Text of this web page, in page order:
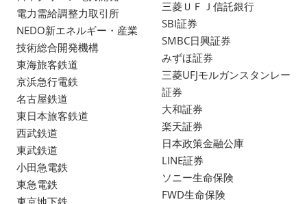
電力需給調整力取引所
NEDO新エネルギー・産業
技術総合開発機構
東海旅客鉄道
京浜急行電鉄
名古屋鉄道
東日本旅客鉄道
西武鉄道
東武鉄道
小田急電鉄
東急電鉄
東京地下鉄
三菱ＵＦＪ信託銀行
SBI証券
SMBC日興証券
みずほ証券
三菱UFJモルガンスタンレー
証券
大和証券
楽天証券
日本政策金融公庫
LINE証券
ソニー生命保険
FWD生命保険